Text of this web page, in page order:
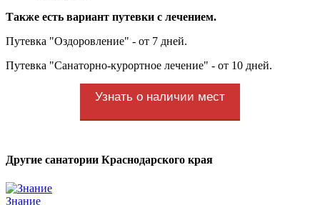
Также есть вариант путевки с лечением.
Путевка "Оздоровление" - от 7 дней.
Путевка "Санаторно-курортное лечение" - от 10 дней.
Узнать о наличии мест
Другие санатории Краснодарского края
Знание